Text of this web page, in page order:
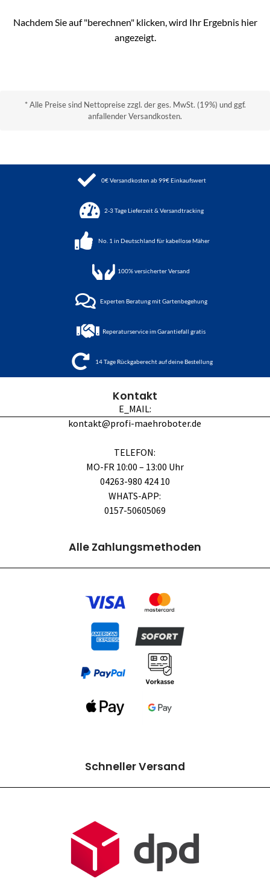
Nachdem Sie auf "berechnen" klicken, wird Ihr Ergebnis hier
angezeigt.
* Alle Preise sind Nettopreise zzgl. der ges. MwSt. (19%) und ggf.
anfallender Versandkosten.
0€ Versandkosten ab 99€ Einkaufswert
2-3 Tage Lieferzeit & Versandtracking
No. 1 in Deutschland für kabellose Mäher
100%versicherter Versand
Experten Beratung mit Gartenbegehung
Reperaturservice im Garantiefall gratis
14 Tage Rückgaberecht auf deine Bestellung
Kontakt
E_MAIL:
kontakt@profi-maehroboter.de
TELEFON:
MO-FR 10:00 – 13:00 Uhr
04263-980 424 10
WHATS-APP:
0157-50605069
Alle Zahlungsmethoden
Schneller Versand